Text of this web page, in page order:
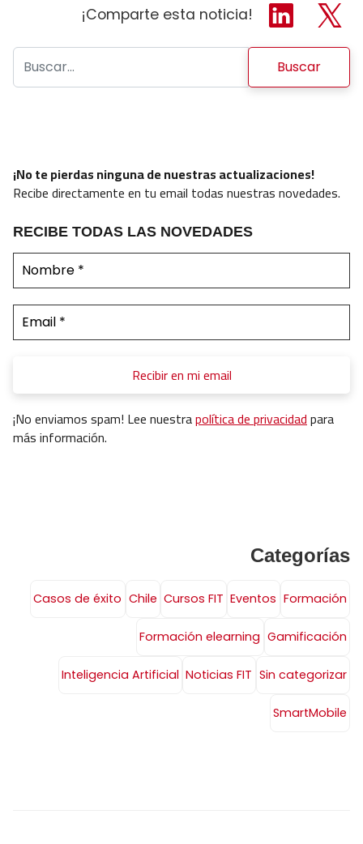
¡Comparte esta noticia!
Buscar:
¡No te pierdas ninguna de nuestras actualizaciones!
Recibe directamente en tu email todas nuestras novedades.
RECIBE TODAS LAS NOVEDADES
¡No enviamos spam! Lee nuestrapolítica de privacidadpara
más información.
Categorías
Casos de éxito Chile Cursos FIT Eventos Formación
Formación elearning Gamificación
Inteligencia Artificial Noticias FIT Sin categorizar
SmartMobile